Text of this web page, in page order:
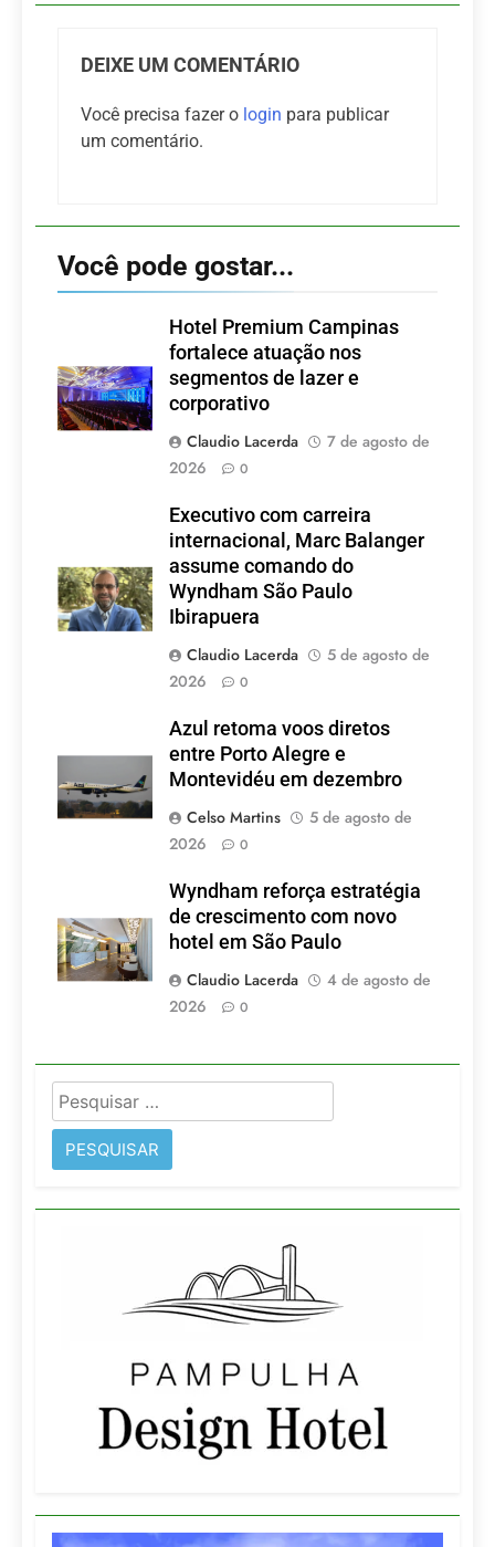
DEIXE UM COMENTÁRIO
Você precisa fazer o login para publicar
um comentário.
Você pode gostar...
Hotel Premium Campinas
fortalece atuação nos
segmentos de lazer e
corporativo
Claudio Lacerda
7 de agosto de
2026
0
Executivo com carreira
internacional, Marc Balanger
assume comando do
Wyndham São Paulo
Ibirapuera
Claudio Lacerda
5 de agosto de
2026
0
Azul retoma voos diretos
entre Porto Alegre e
Montevidéu em dezembro
Celso Martins
5 de agosto de
2026
0
Wyndham reforça estratégia
de crescimento com novo
hotel em São Paulo
Claudio Lacerda
4 de agosto de
2026
0
Pesquisar
por: